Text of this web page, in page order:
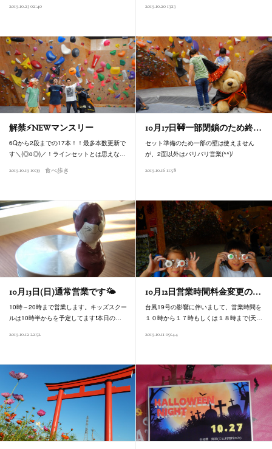
2019.10.23 02:40 2019.10.20 13:13
解禁⚡NEWマンスリー
6Qから2段までの17本！！最多本数更新で
す＼(◎o◎)／！ラインセットとは思えな…
2019.10.19 10:39 食べ歩き
10月17日🚧一部閉鎖のため終…
セット準備のため一部の壁は使えません
が、2面以外はバリバリ営業(^^)/
2019.10.16 11:58
10月13日(日)通常営業です🌤️
10時～20時まで営業します。キッズスクー
ルは10時半からを予定してます❗本日の…
2019.10.12 22:52
10月12日営業時間料金変更の…
台風19号の影響に伴いまして、営業時間を
１０時から１７時もしくは１８時まで(天…
2019.10.11 09:44